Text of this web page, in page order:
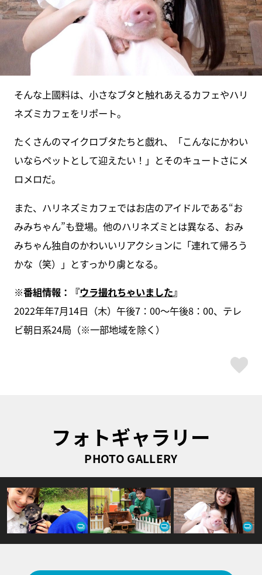
そんな上國料は、小さなブタと触れあえるカフェやハリ
ネズミカフェをリポート。
たくさんのマイクロブタたちと戯れ、「こんなにかわい
いならペットとして迎えたい！」とそのキュートさにメ
ロメロだ。
また、ハリネズミカフェではお店のアイドルである“お
みみちゃん”も登場。他のハリネズミとは異なる、おみ
みちゃん独自のかわいいリアクションに「連れて帰ろう
かな（笑）」とすっかり虜となる。
※番組情報：『ウラ撮れちゃいました』
2022年年7月14日（木）午後7：00～午後8：00、テレ
ビ朝日系24局（※一部地域を除く）
フォトギャラリー
PHOTO GALLERY